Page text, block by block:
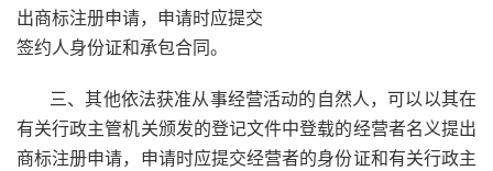
出商标注册申请，申请时应提交
签约人身份证和承包合同。
三、其他依法获准从事经营活动的自然人，可以以其在
有关行政主管机关颁发的登记文件中登载的经营者名义提出
商标注册申请，申请时应提交经营者的身份证和有关行政主